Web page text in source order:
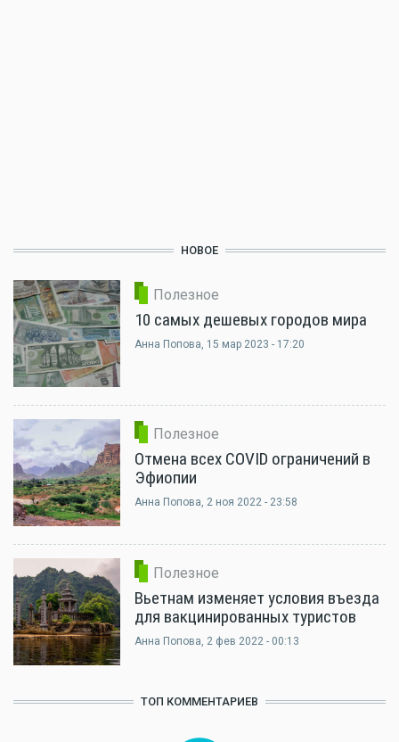
НОВОЕ
Полезное
10 самых дешевых городов мира
Анна Попова, 15 мар 2023 - 17:20
Полезное
Отмена всех COVID ограничений в
Эфиопии
Анна Попова, 2 ноя 2022 - 23:58
Полезное
Вьетнам изменяет условия въезда
для вакцинированных туристов
Анна Попова, 2 фев 2022 - 00:13
ТОП КОММЕНТАРИЕВ